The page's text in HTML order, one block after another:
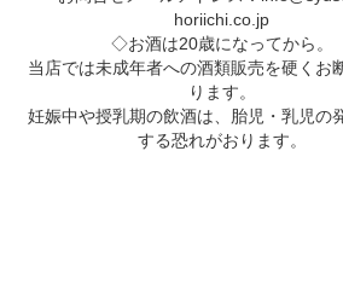
horiichi.co.jp
◇お酒は20歳になってから。
当店では未成年者への酒類販売を硬くお
ります。
妊娠中や授乳期の飲酒は、胎児・乳児の
する恐れがおります。